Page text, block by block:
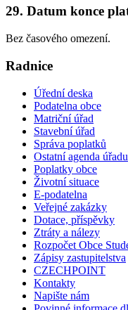
29. Datum konce
Bez časového omezení.
Radnice
Úřední deska
Podatelna obce
Matriční úřad
Stavební úřad
Správa poplatků
Ostatní agenda úřadu
Poplatky obce
Životní situace
E-podatelna
Veřejné zakázky
Dotace, příspěvky
Ztráty a nálezy
Rozpočet Obce
Zápisy zastupitelstva
CZECHPOINT
Kontakty
Napište nám